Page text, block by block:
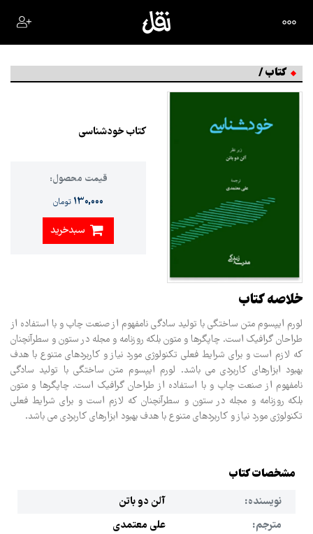
کتاب /
خلاصه کتاب
لورم ایپسوم متن ساختگی با تولید سادگی نامفهوم از صنعت چاپ و با استفاده از
طراحان گرافیک است. چاپگرها و متون بلکه روزنامه و مجله در ستون و سطرآنچنان
که لازم است و برای شرایط فعلی تکنولوژی مورد نیاز و کاربردهای متنوع با هدف
بهبود ابزارهای کاربردی می باشد. لورم ایپسوم متن ساختگی با تولید سادگی
نامفهوم از صنعت چاپ و با استفاده از طراحان گرافیک است. چاپگرها و متون
بلکه روزنامه و مجله در ستون و سطرآنچنان که لازم است و برای شرایط فعلی
تکنولوژی مورد نیاز و کاربردهای متنوع با هدف بهبود ابزارهای کاربردی می باشد.
کتاب خودشناسی
قیمت محصول:
130,000 تومان
سبدخرید
مشخصات کتاب
نویسنده:
آلن دو باتن
مترجم:
علی معتمدی